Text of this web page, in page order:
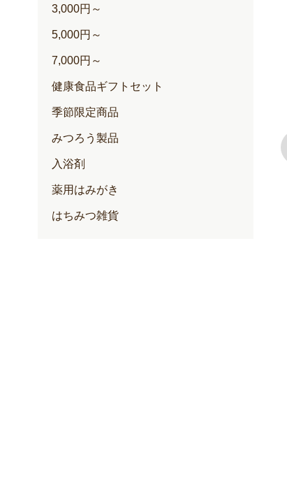
3,000円～
5,000円～
7,000円～
健康食品ギフトセット
季節限定商品
みつろう製品
入浴剤
薬用はみがき
はちみつ雑貨